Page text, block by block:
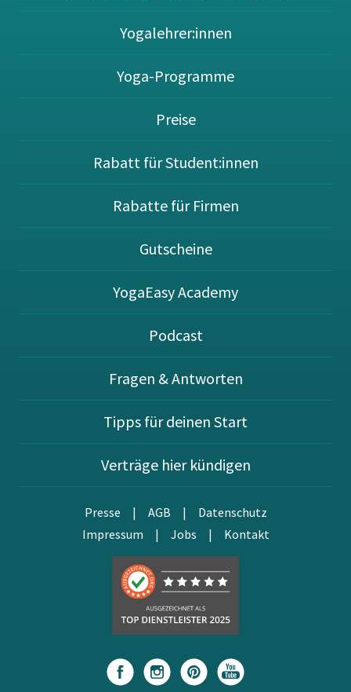
Yogalehrer:innen
Yoga-Programme
Preise
Rabatt für Student:innen
Rabatte für Firmen
Gutscheine
YogaEasy Academy
Podcast
Fragen & Antworten
Tipps für deinen Start
Verträge hier kündigen
Presse | AGB |
Datenschutz
Impressum
| Jobs | Kontakt